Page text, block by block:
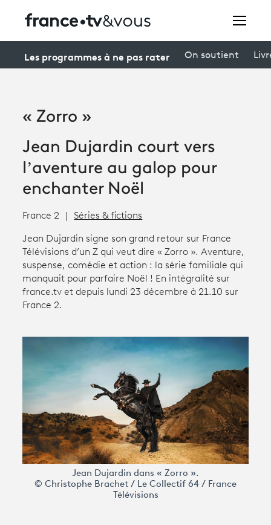
connexion
Avantages fidélité
Creators
À la une
Participer et assister à une émission
Programme tv
Les programmes à ne pas rater On soutient
« Zorro »
Jean Dujardin court vers
l’aventure au galop pour
enchanter Noël
France 2 Séries & fictions
Jean Dujardin signe son grand retour sur France
Télévisions d’un Z qui veut dire « Zorro ». Aventure,
suspense, comédie et action : la série familiale qui
manquait pour parfaire Noël ! En intégralité sur
france.tv et depuis lundi 23 décembre à 21.10 sur
France 2.
Jean Dujardin dans « Zorro ».
© Christophe Brachet / Le Collectif 64 / France
Télévisions